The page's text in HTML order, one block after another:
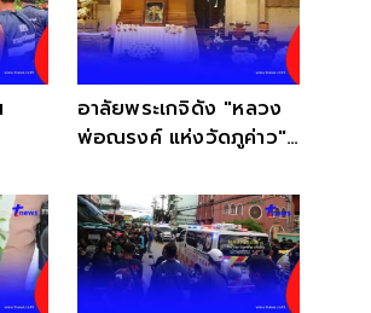
อาลัยพระเกจิดัง "หลวง
พ่อณรงค์ แห่งวัดภูค่าว"